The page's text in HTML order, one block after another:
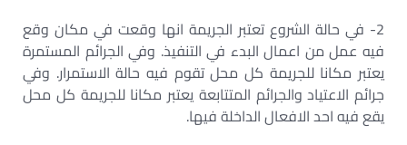
2- في حالة الشروع تعتبر الجريمة انها وقعت في مكان وقع
فيه عمل من اعمال البدء في التنفيذ. وفي الجرائم المستمرة
يعتبر مكانا للجريمة كل محل تقوم فيه حالة الاستمرار. وفي
جرائم الاعتياد والجرائم المتتابعة يعتبر مكانا للجريمة كل محل
يقع فيه احد الافعال الداخلة فيها.